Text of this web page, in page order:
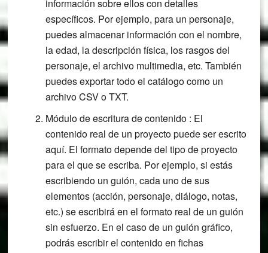
información sobre ellos con detalles
específicos. Por ejemplo, para un personaje,
puedes almacenar información con el nombre,
la edad, la descripción física, los rasgos del
personaje, el archivo multimedia, etc. También
puedes exportar todo el catálogo como un
archivo CSV o TXT.
Módulo de escritura de contenido : El
contenido real de un proyecto puede ser escrito
aquí. El formato depende del tipo de proyecto
para el que se escriba. Por ejemplo, si estás
escribiendo un guión, cada uno de sus
elementos (acción, personaje, diálogo, notas,
etc.) se escribirá en el formato real de un guión
sin esfuerzo. En el caso de un guión gráfico,
podrás escribir el contenido en fichas